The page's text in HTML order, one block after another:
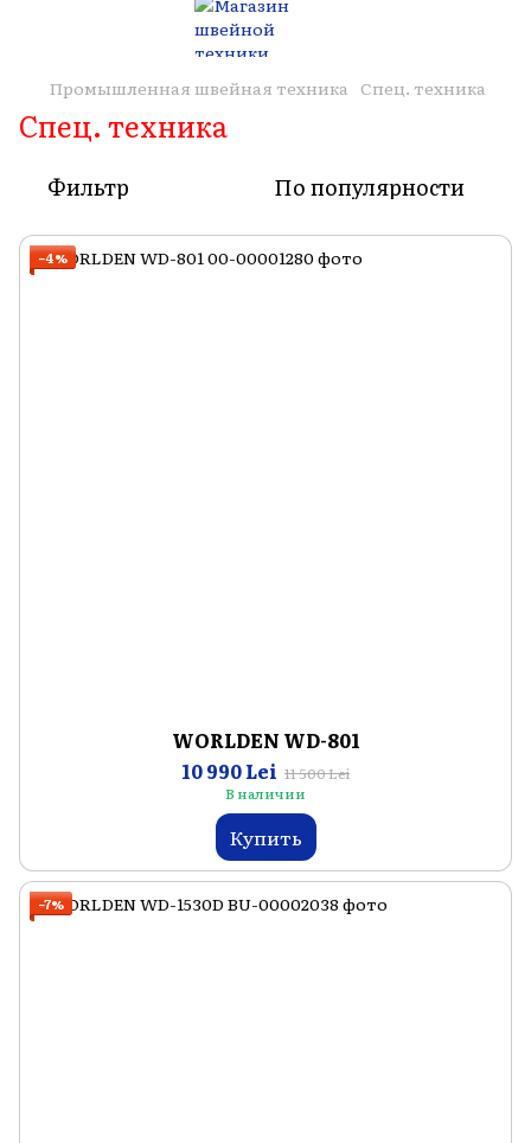
Промышленная швейная техника Спец. техника
Спец. техника
Фильтр По популярности
−4%
WORLDEN WD-801
10 990 Lei 11 500 Lei
В наличии
Купить
−7%